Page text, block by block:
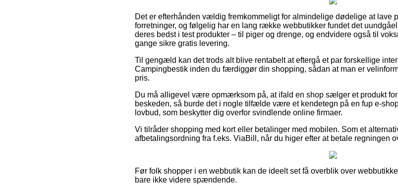
Det er efterhånden vældig fremkommeligt for almindelige dødelige at lave
forretninger, og følgelig har en lang række webbutikker fundet det
deres bedst i test produkter – til piger og drenge, og endvidere også til
gange sikre gratis levering.
Til gengæld kan det trods alt blive rentabelt at eftergå et par forskellige
Campingbestik inden du færdiggør din shopping, sådan at man er
pris.
Du må alligevel være opmærksom på, at ifald en shop sælger et produkt
beskeden, så burde det i nogle tilfælde være et kendetegn på en fup e-
lovbud, som beskytter dig overfor svindlende online firmaer.
Vi tilråder shopping med kort eller betalinger med mobilen. Som et
afbetalingsordning fra f.eks. ViaBill, når du higer efter at betale regningen
Før folk shopper i en webbutik kan de ideelt set få overblik over
bare ikke videre spændende.